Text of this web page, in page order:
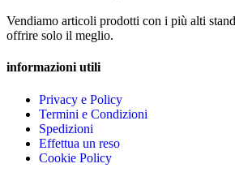
Vendiamo articoli prodotti con i più alti
offrire solo il meglio.
informazioni utili
Privacy e Policy
Termini e Condizioni
Spedizioni
Effettua un reso
Cookie Policy